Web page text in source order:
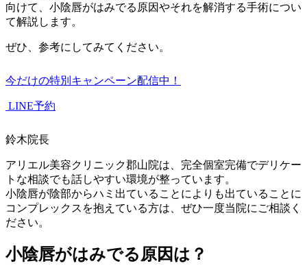
向けて、小陰唇がはみでる原因やそれを解消する手術につい
て解説します。
ぜひ、参考にしてみてください。
今だけの特別キャンペーン配信中！
LINE予約
鈴木院長
アリエル美容クリニック郡山院は、完全個室完備でデリケー
トな相談でも話しやすい環境が整っています。
小陰唇が陰部からハミ出ていることによりも出ていることに
コンプレックスを抱えている方は、ぜひ一度当院にご相談く
ださい。
小陰唇がはみでる原因は？